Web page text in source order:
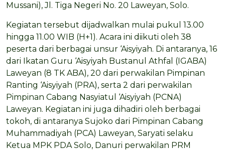
Mussani), Jl. Tiga Negeri No. 20 Laweyan, Solo.
Kegiatan tersebut dijadwalkan mulai pukul 13.00
hingga 11.00 WIB (H+1). Acara ini diikuti oleh 38
peserta dari berbagai unsur ‘Aisyiyah. Di antaranya, 16
dari Ikatan Guru ‘Aisyiyah Bustanul Athfal (IGABA)
Laweyan (8 TK ABA), 20 dari perwakilan Pimpinan
Ranting ‘Aisyiyah (PRA), serta 2 dari perwakilan
Pimpinan Cabang Nasyiatul ‘Aisyiyah (PCNA)
Laweyan. Kegiatan ini juga dihadiri oleh berbagai
tokoh, di antaranya Sujoko dari Pimpinan Cabang
Muhammadiyah (PCA) Laweyan, Saryati selaku
Ketua MPK PDA Solo, Danuri perwakilan PRM